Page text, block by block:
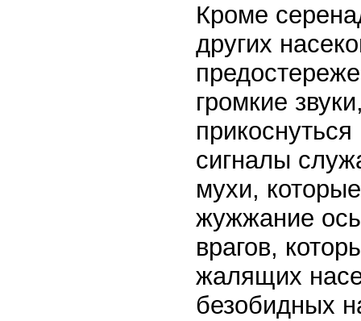
Кроме
других
громкие
сигналы
мухи,
жужжание
врагов,
жалящих
безобидных